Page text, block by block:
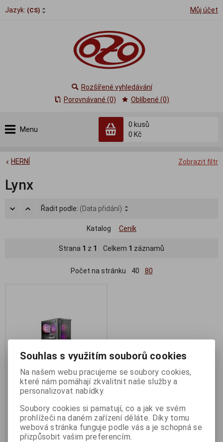
Jazyk: (CS) Můj účet
Menu
0 kusů
0 Kč
Rozšířené vyhledávání
Porovnávané (0)
Oblíbené (0)
Zobrazit filtr
HERNÍ
Lynx
Řadit podle: (Data přidání)
Katalog Ceník
Strana 1 z 1 Celkem 1 záznamů
Počet na stránku 40 80
LYNX Challenger Ryzen 5
5600X
Termín dodání (dny):2
26 924 Kč
Souhlas s využitím souborů cookies
Na našem webu pracujeme se soubory cookies,
které nám pomáhají zkvalitnit naše služby a
personalizovat nabídky.
Soubory cookies si pamatují, co a jak ve svém
prohlížeči na daném zařízení děláte. Díky tomu
webová stránka funguje podle vás a je schopná se
přizpůsobit vašim preferencím.